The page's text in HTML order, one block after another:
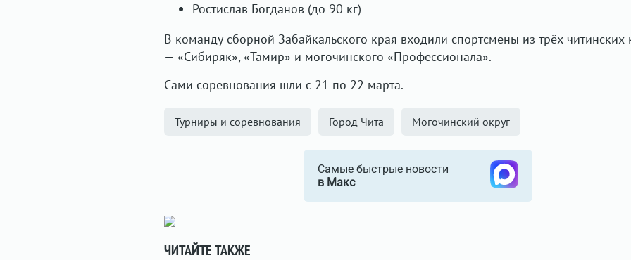
Ростислав Богданов (до 90 кг)
В команду сборной Забайкальского края входили спортсмены из трёх читинских
— «Сибиряк», «Тамир» и могочинского «Профессионала».
Сами соревнования шли с 21 по 22 марта.
Турниры и соревнования Город Чита Могочинский округ
Самые быстрые новости
в Макс
ЧИТАЙТЕ ТАКЖЕ